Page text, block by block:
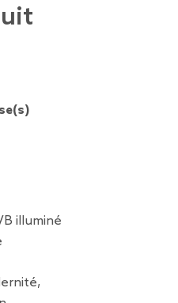
illuminé